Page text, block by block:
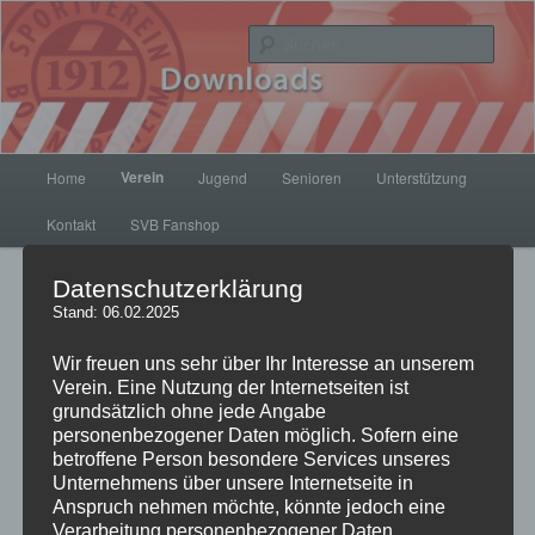
Zum
Inhalt
wechseln
SV Bommersheim 1912
Home Verein Jugend Senioren Unterstützung
Kontakt SVB Fanshop
Downloads
Formulare
SVB_Anmeldeformular
SVB Anmeldeformular Jugendspieler
Datenschutzerklärung
Stand: 06.02.2025
Wir freuen uns sehr über Ihr Interesse an unserem
Verein. Eine Nutzung der Internetseiten ist
grundsätzlich ohne jede Angabe
personenbezogener Daten möglich. Sofern eine
betroffene Person besondere Services unseres
Unternehmens über unsere Internetseite in
Anspruch nehmen möchte, könnte jedoch eine
Verarbeitung personenbezogener Daten